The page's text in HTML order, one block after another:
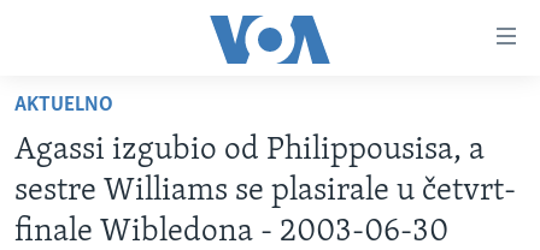
glavni
sadržaj
Pređi
na
glavnu
VIDEO
FOTOGRAFIJE DANA
AKTUELNO
Agassi izgubio od Philippousisa, a
sestre Williams se plasirale u četvrt-
finale Wibledona - 2003-06-30